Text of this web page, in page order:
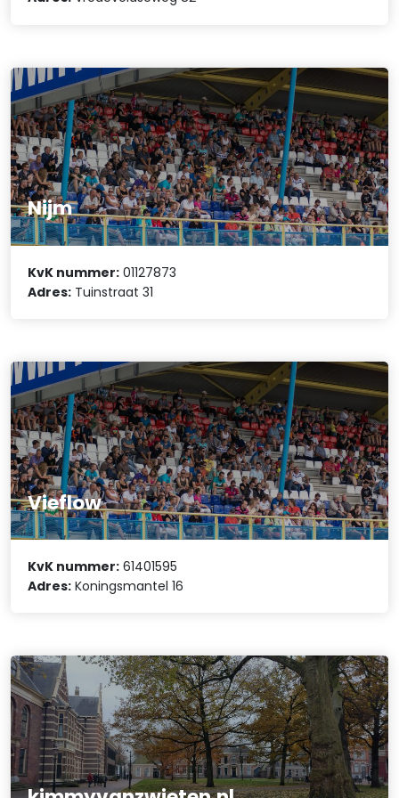
Nijm
KvK nummer: 01127873
Adres: Tuinstraat 31
Vieflow
KvK nummer: 61401595
Adres: Koningsmantel 16